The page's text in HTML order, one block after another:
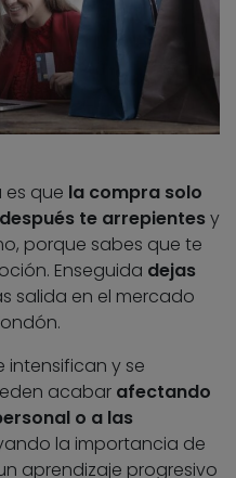
es que la compra solo
te arrepientesy
porque sabes que te
Enseguida dejas
salida en el mercado
intensifican y se
acabar afectando
o a las
la importancia de
aprendizaje progresivo